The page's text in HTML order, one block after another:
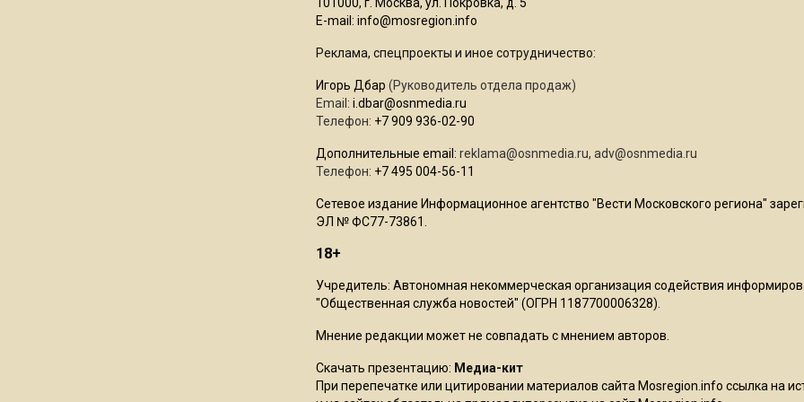
E-mail: info@mosregion.info
Реклама, спецпроекты и иное сотрудничество:
Игорь Дбар (Руководитель отдела продаж)
Email: i.dbar@osnmedia.ru
Телефон: +7 909 936-02-90
Дополнительные email: reklama@osnmedia.ru, adv@osnmedia.ru
Телефон: +7 495 004-56-11
Сетевое издание Информационное агентство "Вести Московского региона"
ЭЛ № ФС77-73861.
18+
Учредитель: Автономная некоммерческая организация содействия
"Общественная служба новостей" (ОГРН 1187700006328).
Мнение редакции может не совпадать с мнением авторов.
Скачать презентацию: Медиа-кит
При перепечатке или цитировании материалов сайта Mosregion.info ссылка на